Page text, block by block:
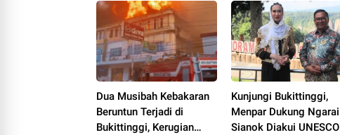
Dua Musibah Kebakaran
Beruntun Terjadi di
Bukittinggi, Kerugian
Kunjungi Bukittinggi,
Menpar Dukung Ngarai
Sianok Diakui UNESCO